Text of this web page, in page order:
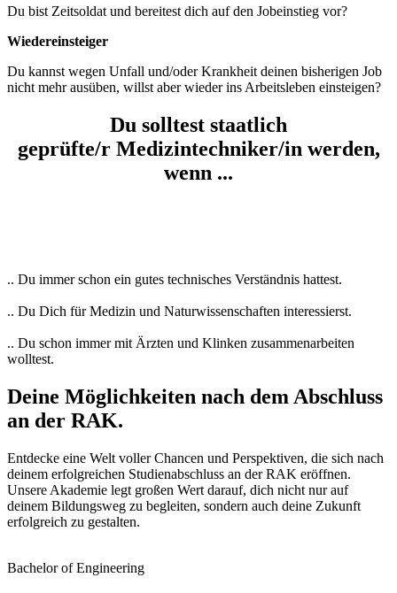
Du bist Zeitsoldat und bereitest dich auf den Jobeinstieg vor?
Wiedereinsteiger
Du kannst wegen Unfall und/oder Krankheit deinen bisherigen Job
nicht mehr ausüben, willst aber wieder ins Arbeitsleben einsteigen?
Du solltest staatlich
geprüfte/r Medizintechniker/in werden,
wenn ...
.. Du immer schon ein gutes technisches Verständnis hattest.
.. Du Dich für Medizin und Naturwissenschaften interessierst.
.. Du schon immer mit Ärzten und Klinken zusammenarbeiten
wolltest.
Deine Möglich­keiten nach dem Abschluss
an der RAK.
Entdecke eine Welt voller Chancen und Perspektiven, die sich nach
deinem erfolgreichen Studienabschluss an der RAK eröffnen.
Unsere Akademie legt großen Wert darauf, dich nicht nur auf
deinem Bildungsweg zu begleiten, sondern auch deine Zukunft
erfolgreich zu gestalten.
Bachelor of Engineering